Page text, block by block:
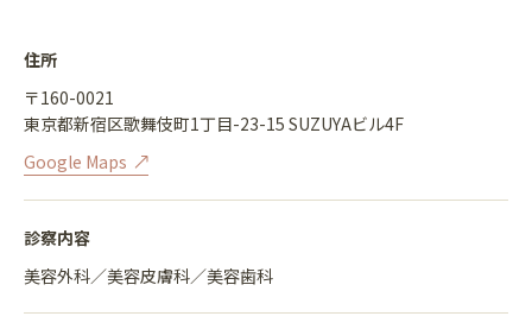
住所
〒160-0021
東京都新宿区歌舞伎町1丁目-23-15 SUZUYAビル4F
Google Maps
診察内容
美容外科／美容皮膚科／美容歯科